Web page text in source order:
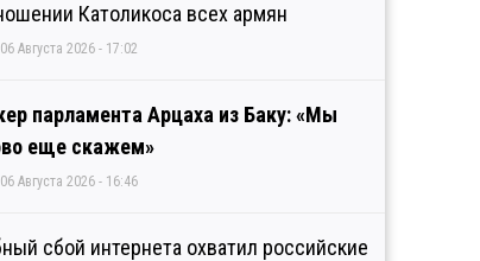
Католикоса всех армян
Августа 2026 - 17:02
парламента Арцаха из Баку: «Мы
еще скажем»
Августа 2026 - 16:46
сбой интернета охватил российские